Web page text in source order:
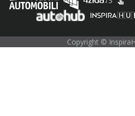
Copyright ©